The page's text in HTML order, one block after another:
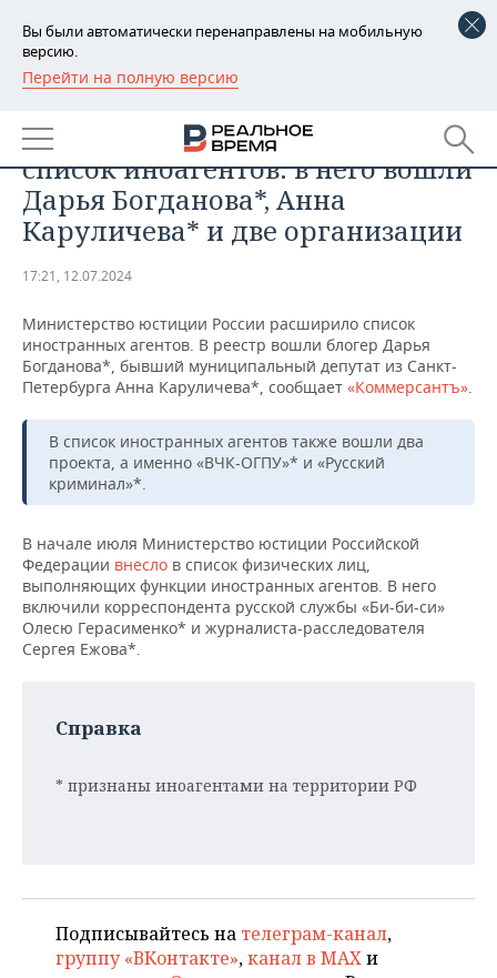
Вы были автоматически перенаправлены на мобильную
версию.
Перейти на полную версию
РЕГИОНЫ
БАШКОРТОСТАН
ТАТАРСТАН
УДМУРТИЯ
НОВОСТИ
АНАЛИТИКА
НОВОСТИ АНАЛИТИКИ
ДЕКЛАРАЦИИ О ДОХОДАХ
КОРОЛИ ГОСЗАКАЗА ПФО
ВУЗЫ ТАТАРСТАНА
КОМУ ПРИНАДЛЕЖАТ
ТОРГОВЫЕ ЦЕНТРЫ
ТАТАРСТАНА
ЭКОНОМИКА
НОВОСТИ ЭКОНОМИКИ
ФИНАНСЫ
БАНКИ
БЮДЖЕТ
ИНВЕСТИЦИИ
ПРОМЫШЛЕННОСТЬ
НОВОСТИ
ПРОМЫШЛЕННОСТИ
АГРОПРОМ
МАШИНОСТРОЕНИЕ
НЕФТЕХИМИЯ
НЕФТЬ
ОПК
ЭНЕРГЕТИКА
НЕДВИЖИМОСТЬ
НОВОСТИ НЕДВИЖИМОСТИ
АВТО
НОВОСТИ АВТО
БИЗНЕС
НОВОСТИ БИЗНЕСА
РОЗНИЧНАЯ ТОРГОВЛЯ
ТРАНСПОРТ
УСЛУГИ
ТЕХНОЛОГИИ
НОВОСТИ ТЕХНОЛОГИЙ
IT
МЕДИА
МЕРОПРИЯТИЯ
НОВОСТИ МЕРОПРИЯТИЙ
ВЫЕЗДНАЯ РЕДАКЦИЯ
ONLINE-КОНФЕРЕНЦИИ
ОТКРЫТАЯ ЛЕКЦИЯ
СПОРТ
НОВОСТИ СПОРТА
ХОККЕЙ
БАСКЕТБОЛ
КИБЕРСПОРТ
ФИГУРНОЕ КАТАНИЕ
ОБЩЕСТВО
ВЛАСТЬ
ИНФРАСТРУКТУРА
КУЛЬТУРА
МЕДИЦИНА
СЮЖЕТЫ
СПРАВОЧНИК
СПИСОК КОМПАНИЙ
Минюст России расширил
список иноагентов: в него вошли
Дарья Богданова*, Анна
Каруличева* и две организации
17:21, 12.07.2024
Министерство юстиции России расширило список
иностранных агентов. В реестр вошли блогер Дарья
Богданова*, бывший муниципальный депутат из Санкт-
Петербурга Анна Каруличева*, сообщает «Коммерсантъ».
В список иностранных агентов также вошли два
проекта, а именно «ВЧК-ОГПУ»* и «Русский
криминал»*.
В начале июля Министерство юстиции Российской
Федерации внесло в список физических лиц,
выполняющих функции иностранных агентов. В него
включили корреспондента русской службы «Би-би-си»
Олесю Герасименко* и журналиста-расследователя
Сергея Ежова*.
Справка
* признаны иноагентами на территории РФ
Подписывайтесь на телеграм-канал,
группу «ВКонтакте»,канал в MAXи